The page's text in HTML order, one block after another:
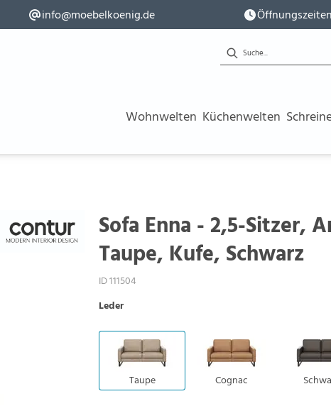
info@moebelkoenig.de Öffnungszeiten
Wohnwelten Küchenwelten
Sofa Enna - 2,5-Sitzer,
Taupe, Kufe, Schwarz
ID 111504
Leder
Taupe Cognac